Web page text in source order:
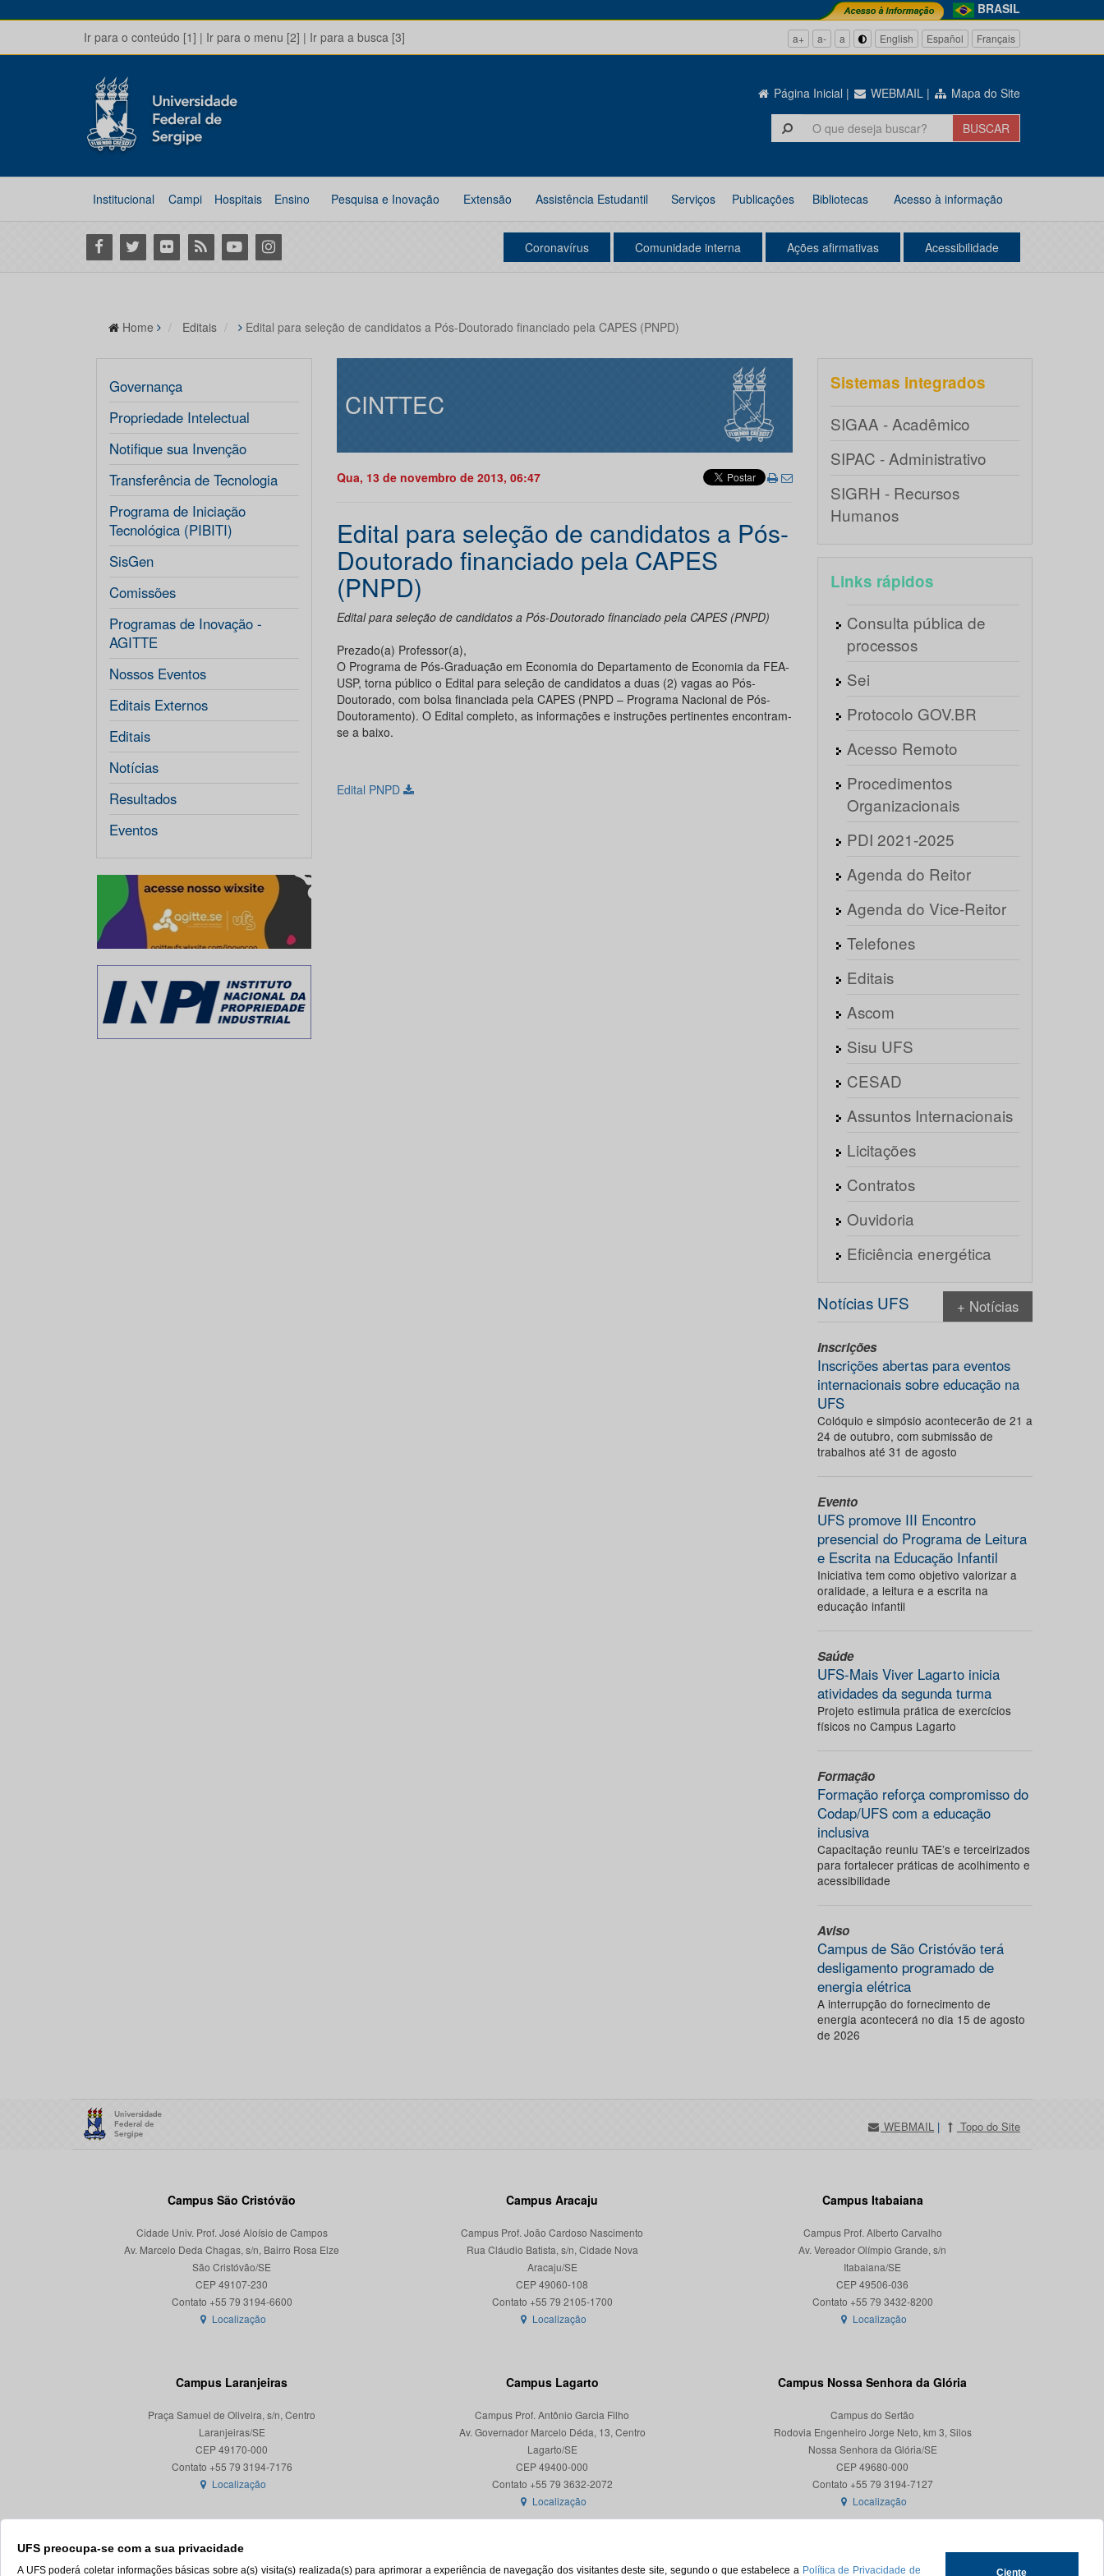
BRASIL
Ir para o conteúdo [1] | Ir para o menu [2] | Ir para a busca [3] a+ a- a English Español Français
Página Inicial | WEBMAIL | Mapa do Site
Institucional Campi Hospitais Ensino Pesquisa e Inovação Extensão Assistência Estudantil Serviços Publicações Bibliotecas Acesso à informação
Facebook
Twitter Flickr RSS YoutubeInstagram Coronavírus Comunidade interna Ações afirmativas Acessibilidade
UFS preocupa-se com a sua privacidade
A UFS poderá coletar informações básicas sobre a(s) visita(s) realizada(s) para aprimorar a experiência de navegação dos visitantes deste site, segundo o que estabelece a Política de Privacidade de Ciente
Home Editais Edital para seleção de candidatos a Pós-Doutorado financiado pela CAPES (PNPD)
Governança
Propriedade Intelectual
Notifique sua Invenção
Transferência de Tecnologia
Programa de Iniciação
Tecnológica (PIBITI)
SisGen
Comissões
Programas de Inovação -
AGITTE
Nossos Eventos
Editais Externos
Editais
Notícias
Resultados
Eventos
CINTTEC
Qua, 13 de novembro de 2013, 06:47
Edital para seleção de candidatos a Pós-
Doutorado financiado pela CAPES
(PNPD)
Edital para seleção de candidatos a Pós-Doutorado financiado pela CAPES (PNPD)
Prezado(a) Professor(a),
O Programa de Pós-Graduação em Economia do Departamento de Economia da FEA-
USP, torna público o Edital para seleção de candidatos a duas (2) vagas ao Pós-
Doutorado, com bolsa financiada pela CAPES (PNPD – Programa Nacional de Pós-
Doutoramento). O Edital completo, as informações e instruções pertinentes encontram-
se a baixo.
Edital PNPD
Sistemas integrados
SIGAA - Acadêmico
SIPAC - Administrativo
SIGRH - Recursos
Humanos
Links rápidos
Consulta pública de
processos
Sei
Protocolo GOV.BR
Acesso Remoto
Procedimentos
Organizacionais
PDI 2021-2025
Agenda do Reitor
Agenda do Vice-Reitor
Telefones
Editais
Ascom
Sisu UFS
CESAD
Assuntos Internacionais
Licitações
Contratos
Ouvidoria
Eficiência energética
Notícias UFS + Notícias
Inscrições
Inscrições abertas para eventos
internacionais sobre educação na
UFS
Colóquio e simpósio acontecerão de 21 a
24 de outubro, com submissão de
trabalhos até 31 de agosto
Evento
UFS promove III Encontro
presencial do Programa de Leitura
e Escrita na Educação Infantil
Iniciativa tem como objetivo valorizar a
oralidade, a leitura e a escrita na
educação infantil
Saúde
UFS-Mais Viver Lagarto inicia
atividades da segunda turma
Projeto estimula prática de exercícios
físicos no Campus Lagarto
Formação
Formação reforça compromisso do
Codap/UFS com a educação
inclusiva
Capacitação reuniu TAE’s e terceirizados
para fortalecer práticas de acolhimento e
acessibilidade
Aviso
Campus de São Cristóvão terá
desligamento programado de
energia elétrica
A interrupção do fornecimento de
energia acontecerá no dia 15 de agosto
de 2026
WEBMAIL | Topo do Site
Campus São Cristóvão
Cidade Univ. Prof. José Aloísio de Campos
Av. Marcelo Deda Chagas, s/n, Bairro Rosa Elze
São Cristóvão/SE
CEP 49107-230
Localização
Campus Aracaju
Campus Prof. João Cardoso Nascimento
Rua Cláudio Batista, s/n, Cidade Nova
Aracaju/SE
CEP 49060-108
Localização
Campus Itabaiana
Campus Prof. Alberto Carvalho
Av. Vereador Olímpio Grande, s/n
Itabaiana/SE
CEP 49506-036
Localização
Campus Laranjeiras
Praça Samuel de Oliveira, s/n, Centro
Laranjeiras/SE
CEP 49170-000
Localização
Campus Lagarto
Campus Prof. Antônio Garcia Filho
Av. Governador Marcelo Déda, 13, Centro
Lagarto/SE
CEP 49400-000
Localização
Campus Nossa Senhora da Glória
Campus do Sertão
Rodovia Engenheiro Jorge Neto, km 3, Silos
Nossa Senhora da Glória/SE
CEP 49680-000
Contato +55 79 3194-7127
Localização